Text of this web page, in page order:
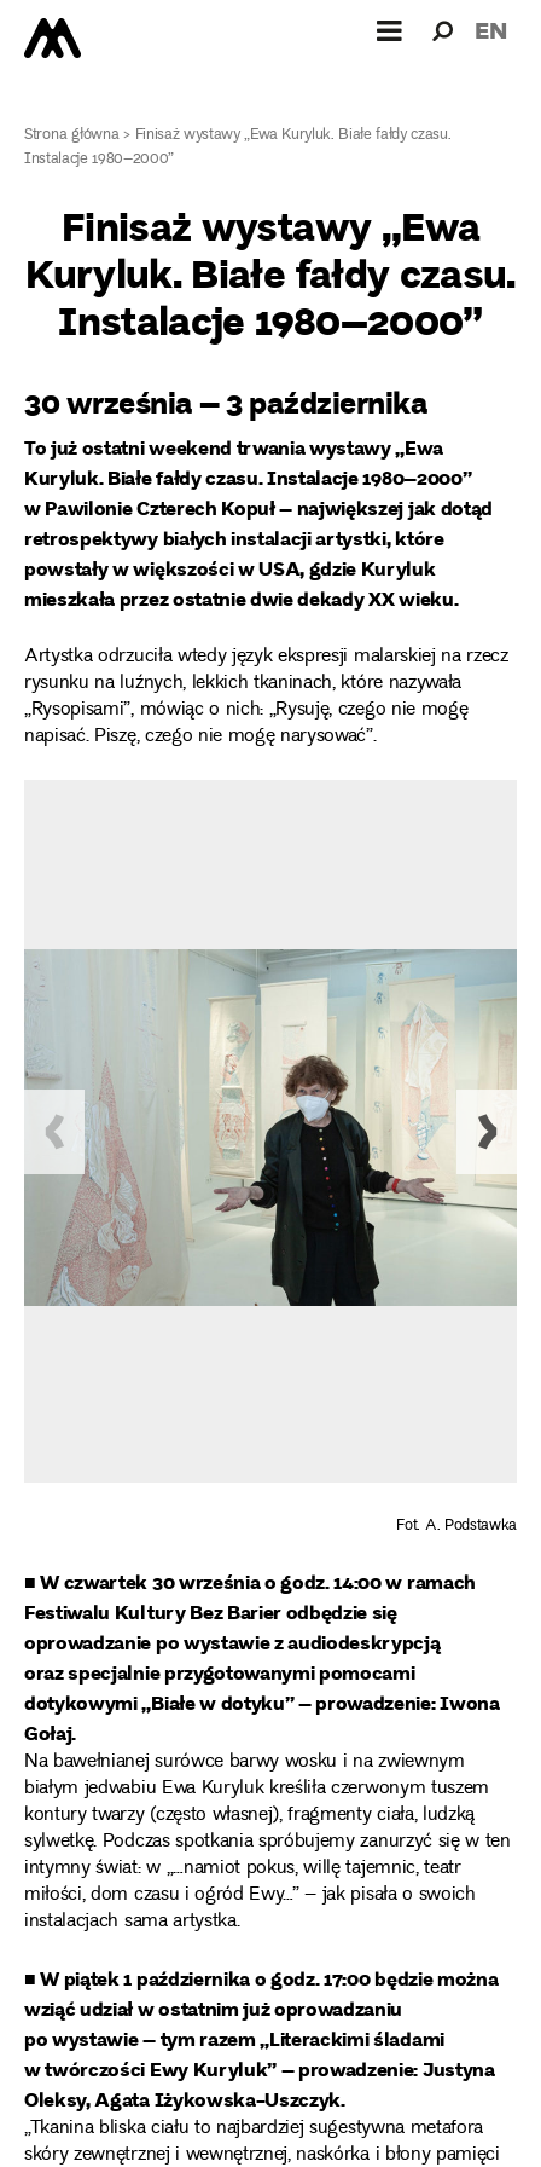
dla: EN
Strona główna> Finisaż wystawy „Ewa Kuryluk. Białe fałdy czasu.
Instalacje 1980–2000”
Finisaż wystawy „Ewa
Kuryluk. Białe fałdy czasu.
Instalacje 1980–2000”
30 września – 3 października
To już ostatni weekend trwania wystawy „Ewa
Kuryluk. Białe fałdy czasu. Instalacje 1980–2000”
w Pawilonie Czterech Kopuł –największej jak dotąd
retrospektywy białych instalacji artystki, które
powstały w większości w USA, gdzie Kuryluk
mieszkała przez ostatnie dwie dekady XX wieku.
Artystka odrzuciła wtedy język ekspresji malarskiej na rzecz
rysunku na luźnych, lekkich tkaninach, które nazywała
„Rysopisami”, mówiąc o nich: „Rysuję, czego nie mogę
napisać. Piszę, czego nie mogę narysować”.
Fot. A. Podstawka
■ W czwartek 30 września o godz. 14:00 w ramach
Festiwalu Kultury Bez Barier odbędzie się
oprowadzanie po wystawie z audiodeskrypcją
oraz specjalnie przygotowanymi pomocami
dotykowymi „Białe w dotyku” – prowadzenie: Iwona
Gołaj.
Na bawełnianej surówce barwy wosku i na zwiewnym
białym jedwabiu Ewa Kuryluk kreśliła czerwonym tuszem
kontury twarzy (często własnej), fragmenty ciała, ludzką
sylwetkę. Podczas spotkania spróbujemy zanurzyć się w ten
intymny świat: w „…namiot pokus, willę tajemnic, teatr
miłości, dom czasu i ogród Ewy…” – jak pisała o swoich
instalacjach sama artystka.
■ W piątek 1 października o godz. 17:00 będzie można
wziąć udział w ostatnim już oprowadzaniu
po wystawie – tym razem „Literackimi śladami
w twórczości Ewy Kuryluk” – prowadzenie: Justyna
Oleksy, Agata Iżykowska-Uszczyk.
„Tkanina bliska ciału to najbardziej sugestywna metafora
skóry zewnętrznej i wewnętrznej, naskórka i błony pamięci